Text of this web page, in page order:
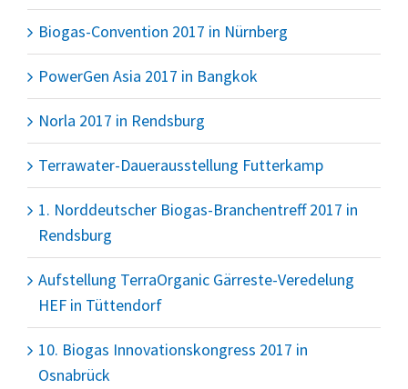
Biogas-Convention 2017 in Nürnberg
PowerGen Asia 2017 in Bangkok
Norla 2017 in Rendsburg
Terrawater-Dauerausstellung Futterkamp
1. Norddeutscher Biogas-Branchentreff 2017 in
Rendsburg
Aufstellung TerraOrganic Gärreste-Veredelung
HEF in Tüttendorf
10. Biogas Innovationskongress 2017 in
Osnabrück